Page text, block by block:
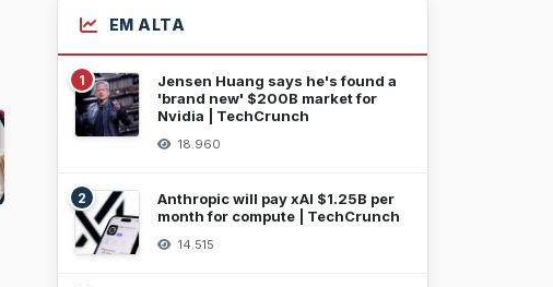
EM ALTA
1
Jensen Huang says he's found a
'brand new' $200B market for
Nvidia | TechCrunch
18.960
2
Anthropic will pay xAI $1.25B per
month for compute | TechCrunch
14.515